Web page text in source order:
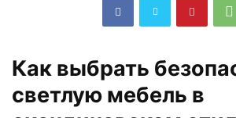
Как выбрать
светлую мебель в